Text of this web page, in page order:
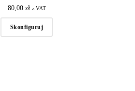
80,00 zł z VAT
Skonfiguruj